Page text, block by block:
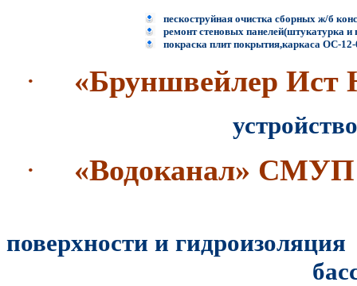
пескоструйная очистка сборных ж/б
ремонт стеновых панелей(штукатурка и
покраска плит покрытия,каркаса ОС-
· «Бруншвейлер
· «Водоканал» СМУП
поверхности и гидроизоляция
бассейна